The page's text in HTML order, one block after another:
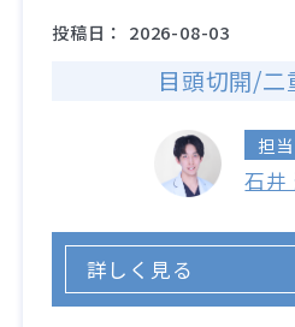
投稿日： 2026-08-03
目頭切開/二
担
石井
詳しく見る